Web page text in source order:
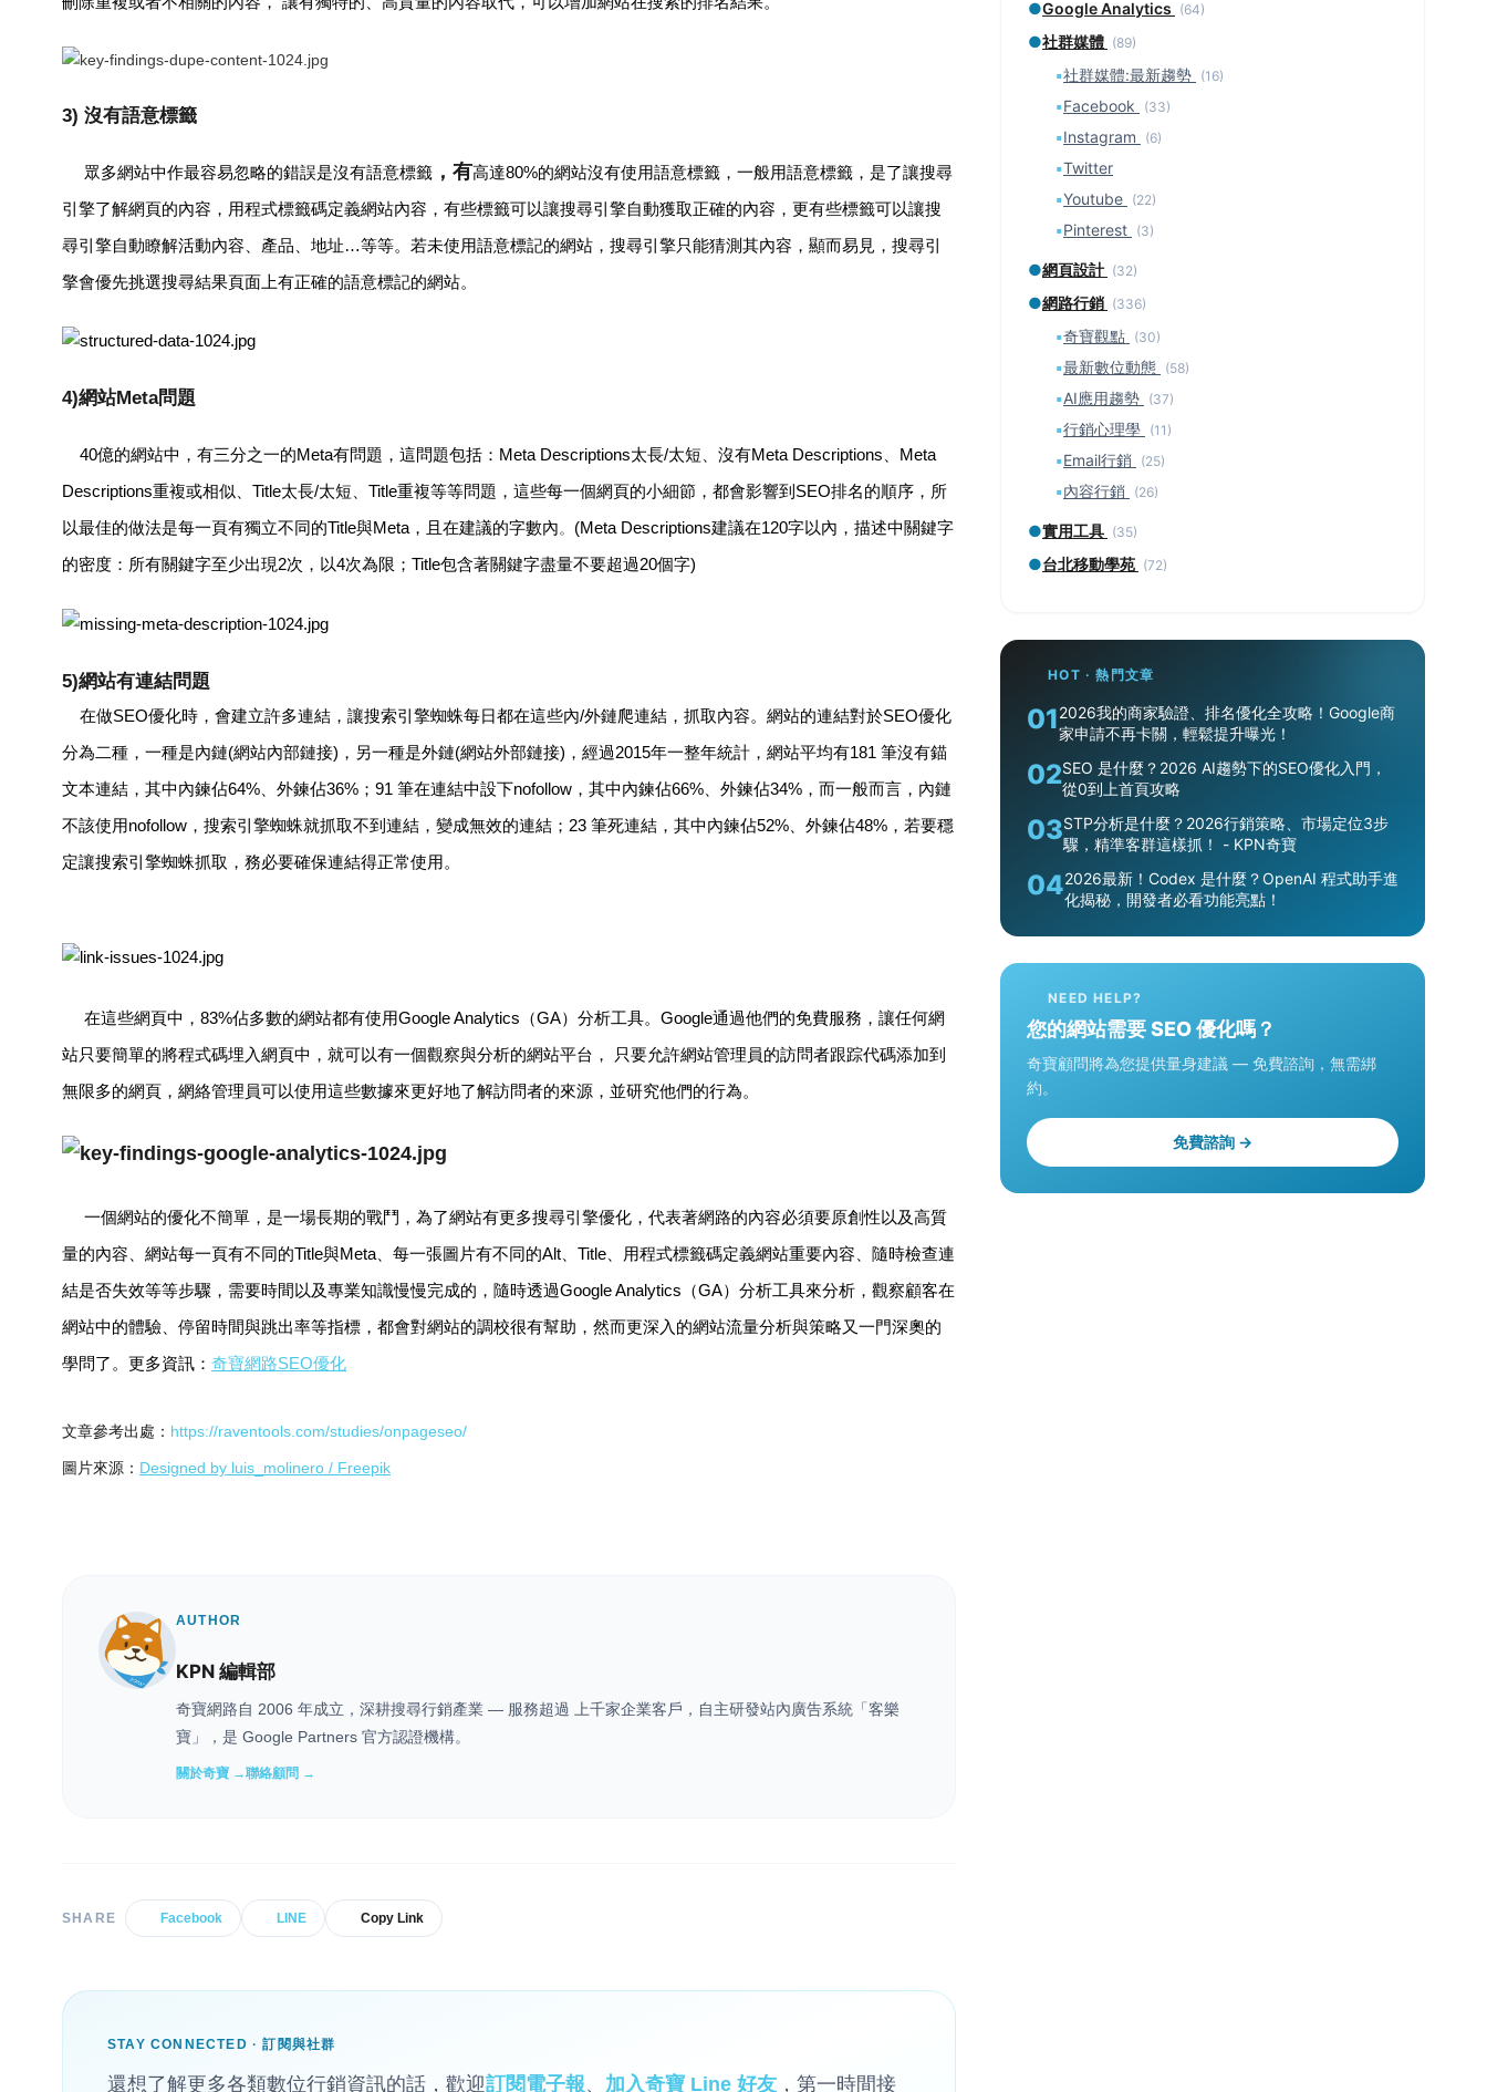
3) 沒有語意標籤
眾多網站中作最容易忽略的錯誤是沒有語意標籤 ，有高達80%的網站沒有使用語意標籤，一般用語意標籤，是了讓搜尋
引擎了解網頁的內容，用程式標籤碼定義網站內容，有些標籤可以讓搜尋引擎自動獲取正確的內容，更有些標籤可以讓搜
尋引擎自動瞭解活動內容、產品、地址…等等。若未使用語意標記的網站，搜尋引擎只能猜測其內容，顯而易見，搜尋引
擎會優先挑選搜尋結果頁面上有正確的語意標記的網站。
4)網站Meta問題
40億的網站中，有三分之一的Meta有問題，這問題包括：Meta Descriptions太長/太短、沒有Meta Descriptions、Meta
Descriptions重複或相似、Title太長/太短、Title重複等等問題，這些每一個網頁的小細節，都會影響到SEO排名的順序，所
以最佳的做法是每一頁有獨立不同的Title與Meta，且在建議的字數內。 (Meta Descriptions建議在120字以內，描述中關鍵字
的密度：所有關鍵字至少出現2次，以4次為限；Title包含著關鍵字盡量不要超過20個字)
5)網站有連結問題
在做SEO優化時，會建立許多連結，讓搜索引擎蜘蛛每日都在這些內/外鏈爬連結，抓取內容。網站的連結對於SEO優化
分為二種，一種是內鏈(網站內部鏈接)，另一種是外鏈(網站外部鏈接)，經過2015年一整年統計，網站平均有181 筆沒有錨
文本連結，其中內鍊佔64%、外鍊佔36%；91 筆在連結中設下nofollow，其中內鍊佔66%、外鍊佔34%，而一般而言，內鏈
不該使用nofollow，搜索引擎蜘蛛就抓取不到連結，變成無效的連結；23 筆死連結，其中內鍊佔52%、外鍊佔48%，若要穩
定讓搜索引擎蜘蛛抓取，務必要確保連結得正常使用。
在這些網頁中，83%佔多數的網站都有使用Google Analytics（GA）分析工具。Google通過他們的免費服務，讓任何網
站只要簡單的將程式碼埋入網頁中，就可以有一個觀察與分析的網站平台， 只要允許網站管理員的訪問者跟踪代碼添加到
無限多的網頁，網絡管理員可以使用這些數據來更好地了解訪問者的來源，並研究他們的行為。
一個網站的優化不簡單，是一場長期的戰鬥，為了網站有更多搜尋引擎優化，代表著網路的內容必須要原創性以及高質
量的內容、網站每一頁有不同的Title與Meta 每一張圖片有不同的Alt、Title、用程式標籤碼定義網站重要內容、隨時檢查連
結是否失效等等步驟，需要時間以及專業知識慢慢完成的，隨時透過Google Analytics（GA）分析工具來分析，觀察顧客在
網站中的體驗、停留時間與跳出率等指標，都會對網站的調校很有幫助，然而更深入的網站流量分析與策略又一門深奧的
學問了。更多資訊： 奇寶網路SEO優化
文章參考出處： https://raventools.com/studies/onpageseo/
圖片來源： Designed by luis_molinero / Freepik
AUTHOR
KPN 編輯部
奇寶網路自 2006 年成立，深耕搜尋行銷產業 — 服務超過 上千家企業客戶，自主研發站內廣告系統「客樂
寶」，是 Google Partners 官方認證機構。
關於奇寶 →聯絡顧問 →
SHARE Facebook LINE Copy Link
STAY CONNECTED · 訂閱與社群
還想了解更多各類數位行銷資訊的話，歡迎訂閱電子報、 加入奇寶 Line 好友 ，第一時間接
●Google Analytics (64)
●社群媒體 (89)
▪社群媒體:最新趨勢 (16)
▪Facebook (33)
▪Instagram (6)
▪Twitter
▪Youtube (22)
▪Pinterest (3)
●網頁設計 (32)
●網路行銷 (336)
▪奇寶觀點 (30)
▪最新數位動態 (58)
▪AI應用趨勢 (37)
▪行銷心理學 (11)
▪Email行銷 (25)
▪內容行銷 (26)
●實用工具 (35)
●台北移動學苑 (72)
HOT · 熱門文章
012026我的商家驗證、排名優化全攻略！Google商
家申請不再卡關，輕鬆提升曝光！
02SEO 是什麼？2026 AI趨勢下的SEO優化入門，
從0到上首頁攻略
03STP分析是什麼？2026行銷策略、市場定位3步
驟，精準客群這樣抓！ - KPN奇寶
042026最新！Codex 是什麼？OpenAI 程式助手進
化揭秘，開發者必看功能亮點！
NEED HELP?
您的網站需要 SEO 優化嗎？
奇寶顧問將為您提供量身建議 — 免費諮詢，無需綁
約。
免費諮詢 →